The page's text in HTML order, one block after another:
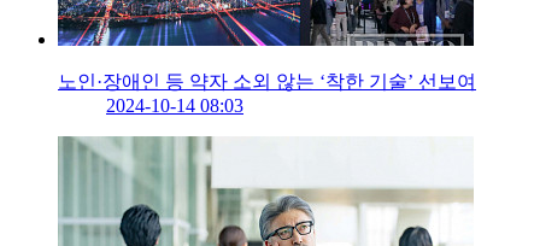
노인·장애인 등 약자 소외 않는 ‘착한 기술’ 선보여
2024-10-14 08:03